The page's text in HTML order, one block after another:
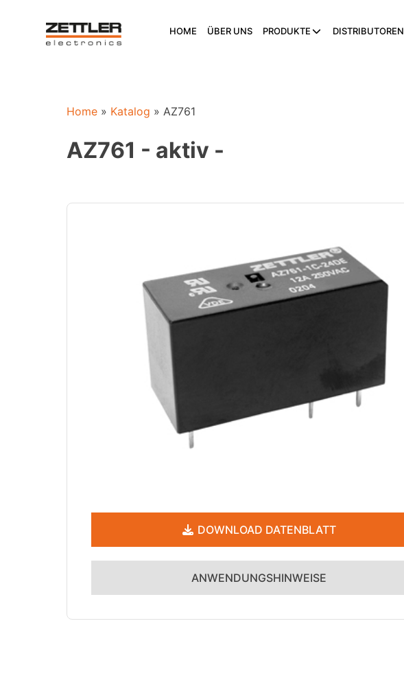
HOME ÜBER UNS PRODUKTE DISTRIBUTOREN
Home » Katalog » AZ761
AZ761 - aktiv -
DOWNLOAD DATENBLATT
ANWENDUNGSHINWEISE